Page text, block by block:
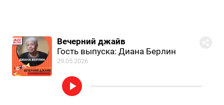
Вечерний джайв
Гость выпуска: Диана Берлин
29.05.2026